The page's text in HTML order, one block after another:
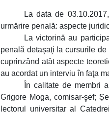
La data de
urmărire penală: aspecte
La victorină au
penală detaşaţi la cursurile
cuprinzând atât aspecte
au acordat un interviu în faţa
În calitate de membri
Grigore Moga, comisar-şef;
lectorul universitar al